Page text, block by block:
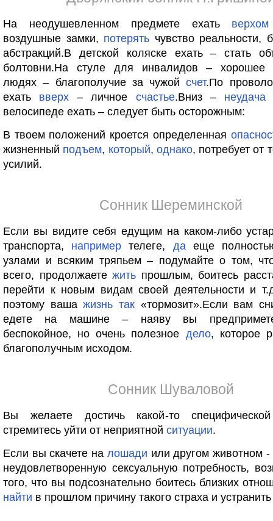
На неодушевленном предмете ехать верхом
воздушные замки, потерять чувство реальности,
абстракций.В детской коляске ехать – стать
болтовни.На стуле для инвалидов – хорошее
людях – благополучие за чужойсчет.По
ехать вверх – личное счастье.Вниз – неудача
велосипеде ехать – следует быть осторожным:
В твоем положений кроется определенная
жизненный подъем, который, однако, потребует от
усилий.
Сонник Шереминской
Если вы видите себя едущим на каком-либо
транспорта, например телеге, даеще
узлами и всяким тряпьем – подумайте о том,
всего, продолжаетежить прошлым, боитесь
перейти к новым видам своей деятельности и
поэтому вашажизнь так«тормозит».Если вам
едете на машине – наяву вы
беспокойное, но очень полезное дело, которое
благополучным исходом.
Сонник Шуваловой
Вы желаете достичь какой-то
стремитесь уйти от неприятной ситуации.
Если вы скачете на лошади или другом животном -
неудовлетворенную сексуальную потребность,
того, что вы подсознательно боитесь близких
найти в прошлом причину такого страха и